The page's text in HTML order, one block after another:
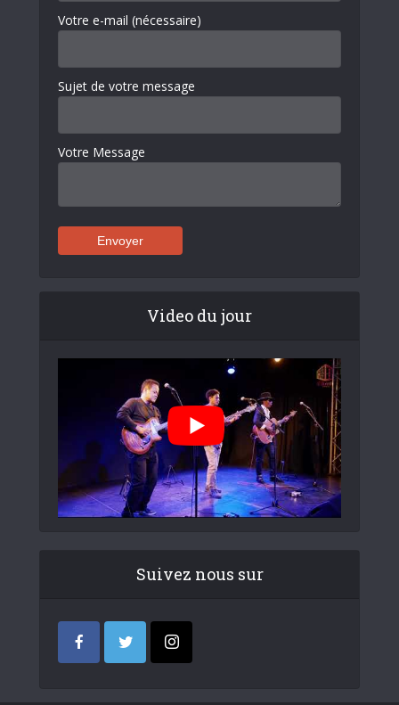
Votre e-mail (nécessaire)
Sujet de votre message
Votre Message
Video du jour
Suivez nous sur